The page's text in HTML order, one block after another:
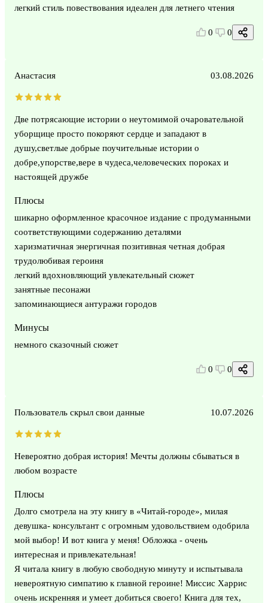
легкий стиль повествования идеален для летнего чтения
0 0
Анастасия 03.08.2026
Две потрясающие истории о неутомимой очаровательной
уборщице просто покоряют сердце и западают в
душу,светлые добрые поучительные истории о
добре,упорстве,вере в чудеса,человеческих пороках и
настоящей дружбе
Плюсы
шикарно оформленное красочное издание с продуманными
соответствующими содержанию деталями
харизматичная энергичная позитивная четная добрая
трудолюбивая героиня
легкий вдохновляющий увлекательный сюжет
занятные песонажи
запоминающиеся антуражи городов
Минусы
немного сказочный сюжет
0 0
Пользователь скрыл свои данные 10.07.2026
Невероятно добрая история! Мечты должны сбываться в
любом возрасте
Плюсы
Долго смотрела на эту книгу в «Читай-городе», милая
девушка- консультант с огромным удовольствием одобрила
мой выбор! И вот книга у меня! Обложка - очень
интересная и привлекательная!
Я читала книгу в любую свободную минуту и испытывала
невероятную симпатию к главной героине! Миссис Харрис
очень искренняя и умеет добиться своего! Книга для тех,